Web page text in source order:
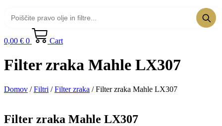
0,00 € 0 Cart
Filter zraka Mahle LX307
Domov /Filtri /Filter zraka / Filter zraka Mahle LX307
Filter zraka Mahle LX307